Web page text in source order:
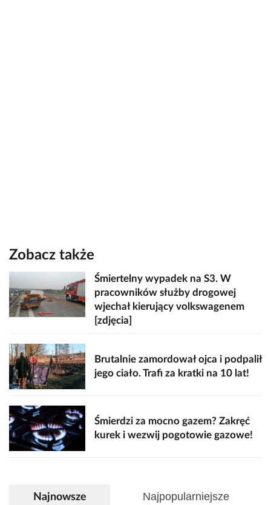
Zobacz także
Śmiertelny wypadek na S3. W
pracowników służby drogowej
wjechał kierujący volkswagenem
[zdjęcia]
Brutalnie zamordował ojca i podpalił
jego ciało. Trafi za kratki na 10 lat!
Śmierdzi za mocno gazem? Zakręć
kurek i wezwij pogotowie gazowe!
Najnowsze Najpopularniejsze